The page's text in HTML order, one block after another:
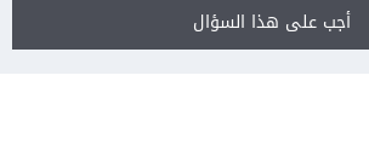
أجب على هذا السؤال